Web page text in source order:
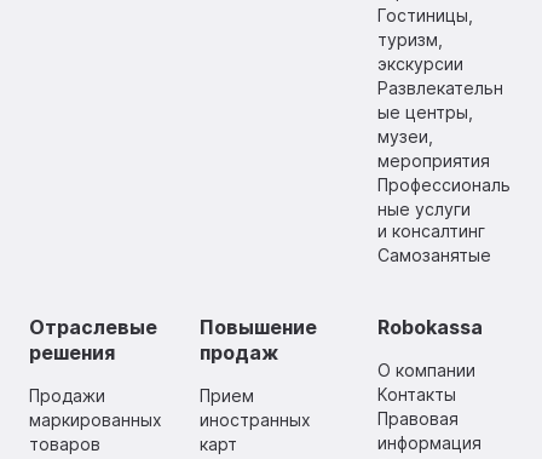
Гостиницы,
туризм,
экскурсии
Развлекательн
ые центры,
музеи,
мероприятия
Профессиональ
ные услуги
и консалтинг
Самозанятые
Отраслевые
решения
Продажи
маркированных
товаров
Повышение
продаж
Прием
иностранных
карт
Robokassa
О компании
Контакты
Правовая
информация